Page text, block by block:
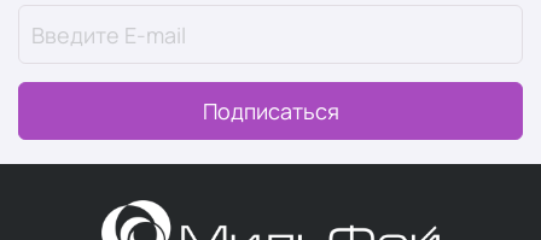
Подписаться